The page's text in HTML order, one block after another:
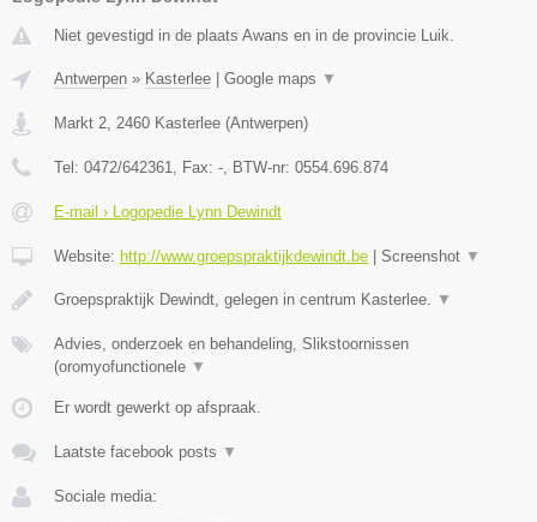
Niet gevestigd in de plaats Awans en in de provincie Luik.
Antwerpen » Kasterlee | Google maps ▼
Markt 2 2460 Kasterlee (Antwerpen)
Tel: 0472/642361 , Fax: - , BTW-nr: 0554.696.874
E-mail › Logopedie Lynn Dewindt
Website: http://www.groepspraktijkdewindt.be | Screenshot ▼
Groepspraktijk Dewindt, gelegen in centrum Kasterlee. ▼
Advies, onderzoek en behandeling, Slikstoornissen
(oromyofunctionele ▼
Er wordt gewerkt op afspraak.
Laatste facebook posts ▼
Sociale media: